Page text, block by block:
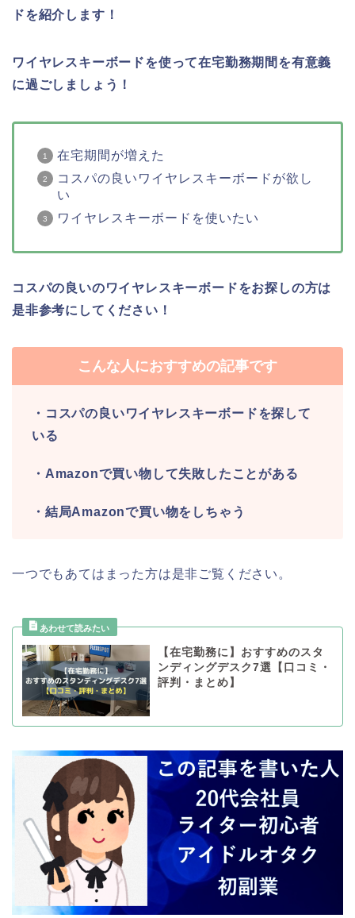
ドを紹介します！
ワイヤレスキーボードを使って在宅勤務期間を有意義
に過ごしましょう！
在宅期間が増えた
コスパの良いワイヤレスキーボードが欲し
い
ワイヤレスキーボードを使いたい
コスパの良いのワイヤレスキーボードをお探しの方は
是非参考にしてください！
こんな人におすすめの記事です
・コスパの良いワイヤレスキーボードを探して
いる
・Amazonで買い物して失敗したことがある
・結局Amazonで買い物をしちゃう
一つでもあてはまった方は是非ご覧ください。
【在宅勤務に】おすすめのスタ
ンディングデスク7選【口コミ・
評判・まとめ】